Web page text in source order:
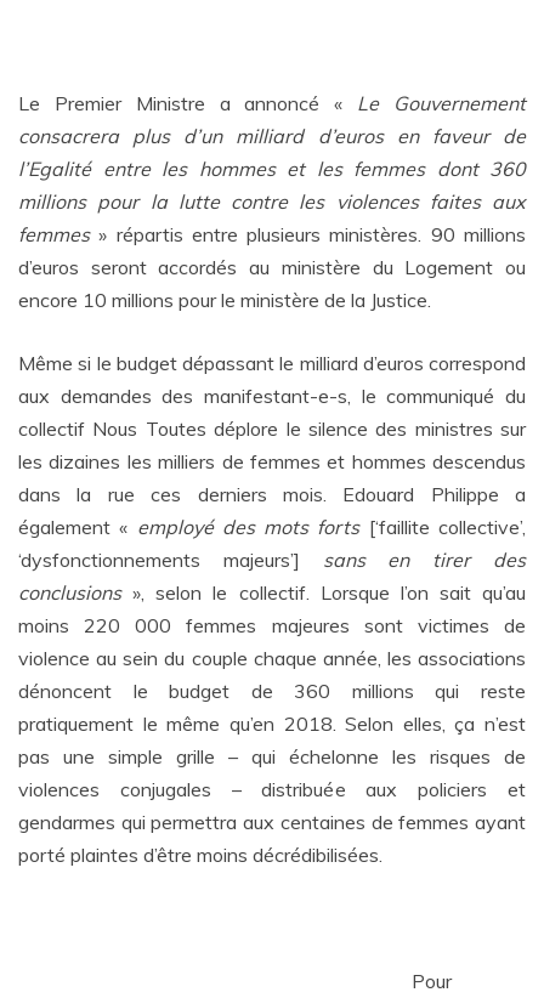
Le Premier Ministre a annoncé « Le Gouvernement
consacrera plus d’un milliard d’euros en faveur de
l’Egalité entre les hommes et les femmes dont 360
millions pour la lutte contre les violences faites aux
femmes» répartis entre plusieurs ministères. 90 millions
d’euros seront accordés au ministère du Logement ou
encore 10 millions pour le ministère de la Justice.
Même si le budget dépassant le milliard d’euros correspond
aux demandes des manifestant-e-s, le communiqué du
collectif Nous Toutes déplore le silence des ministres sur
les dizaines les milliers de femmes et hommes descendus
dans la rue ces derniers mois. Edouard Philippe a
également « employé des mots forts [‘faillite collective’,
‘dysfonctionnements majeurs’] sans en tirer des
conclusions», selon le collectif. Lorsque l’on sait qu’au
moins 220 000 femmes majeures sont victimes de
violence au sein du couple chaque année, les associations
dénoncent le budget de 360 millions qui reste
pratiquement le même qu’en 2018. Selon elles, ça n’est
pas une simple grille – qui échelonne les risques de
violences conjugales – distribuée aux policiers et
gendarmes qui permettra aux centaines de femmes ayant
porté plaintes d’être moins décrédibilisées.
Pour